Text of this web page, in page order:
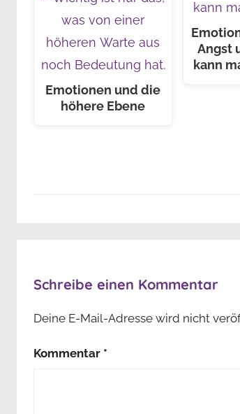
Emotionen und die
höhere Ebene
Angst
kann
Schreibe einen Kommentar
Deine E-Mail-Adresse wird nicht
Kommentar *